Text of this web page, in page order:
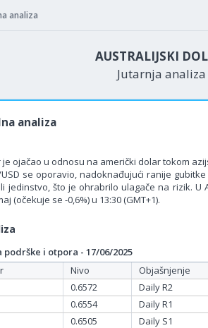
analiza
AUSTRALIJSKI
Jutarnja
analiza
ojačao u odnosu na američki dolar tokom
se oporavio, nadoknađujući ranije
jedinstvo, što je ohrabrilo ulagače na rizik.
(očekuje se -0,6%) u 13:30 (GMT+1).
podrške i otpora - 17/06/2025
Nivo
Objašnjenje
0.6572
Daily R2
0.6554
Daily R1
0.6505
Daily S1